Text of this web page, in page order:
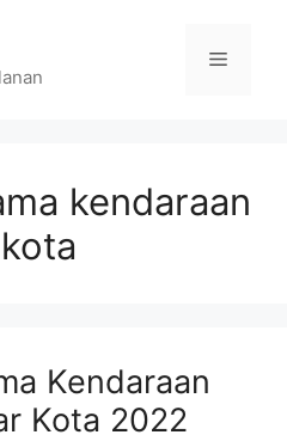
Menu
kendaraan
Kendaraan
Kota 2022